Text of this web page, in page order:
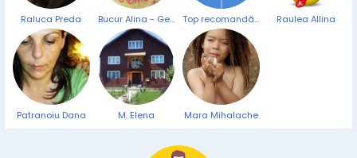
Raluca Preda Bucur Alina - Georgiana Top recomandări Raulea Allina
Patranoiu Dana M. Elena Mara Mihalache